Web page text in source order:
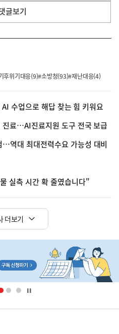
글보기
후위기대응(9)#소방청(93)#재난대응(4)
수업으로 해답 찾는 힘 키워요
료…AI진료지원 도구 전국 보급
역대 최대전력수요 가능성 대비
실측 시간 확 줄였습니다"
더보기